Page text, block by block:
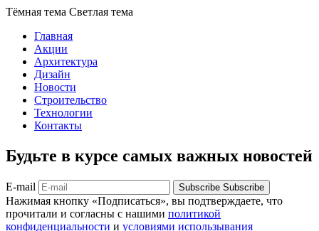
Тёмная тема Светлая тема
Главная
Акции
Архитектура
Дизайн
Новости
Строительство
Технологии
Контакты
Будьте в курсе самых важных новостей
E-mail Subscribe Subscribe
Нажимая кнопку «Подписаться», вы подтверждаете, что
прочитали и согласны с нашими политикой
конфиденциальности и условиями использывания